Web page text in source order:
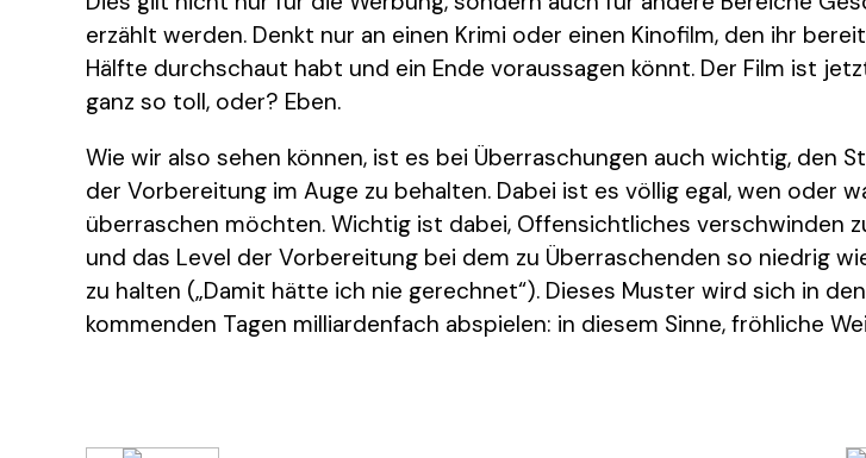
erzählt werden. Denkt nur an einen Krimi oder einen Kinofilm, den ihr
Hälfte durchschaut habt und ein Ende voraussagen könnt. Der Film ist
ganz so toll, oder? Eben.
Wie wir also sehen können, ist es bei Überraschungen auch wichtig, den
der Vorbereitung im Auge zu behalten. Dabei ist es völlig egal, wen oder
überraschen möchten. Wichtig ist dabei, Offensichtliches verschwinden
und das Level der Vorbereitung bei dem zu Überraschenden so niedrig
zu halten („Damit hätte ich nie gerechnet“). Dieses Muster wird sich in den
kommenden Tagen milliardenfach abspielen: in diesem Sinne, fröhliche